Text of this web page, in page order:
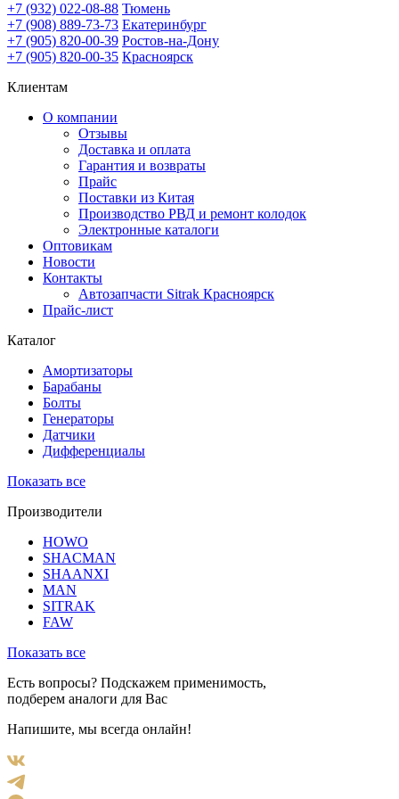
+7 (932) 022-08-88 Тюмень
+7 (908) 889-73-73 Екатеринбург
+7 (905) 820-00-39 Ростов-на-Дону
+7 (905) 820-00-35 Красноярск
Клиентам
О компании
Отзывы
Доставка и оплата
Гарантия и возвраты
Прайс
Поставки из Китая
Производство РВД и ремонт колодок
Электронные каталоги
Оптовикам
Новости
Контакты
Автозапчасти Sitrak Красноярск
Прайс-лист
Каталог
Амортизаторы
Барабаны
Болты
Генераторы
Датчики
Дифференциалы
Показать все
Производители
HOWO
SHACMAN
SHAANXI
MAN
SITRAK
FAW
Показать все
Есть вопросы? Подскажем применимость,
подберем аналоги для Вас
Напишите, мы всегда онлайн!